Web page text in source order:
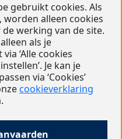
gebruikt cookies. Als
alleen cookies
werking van de site.
als je
‘Alle cookies
Je kan je
via ‘Cookies’
cookieverklaring